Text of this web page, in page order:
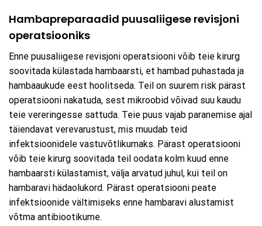
Hambapreparaadid puusaliigese revisjoni
operatsiooniks
Enne puusaliigese revisjoni operatsiooni võib teie kirurg
soovitada külastada hambaarsti, et hambad puhastada ja
hambaaukude eest hoolitseda. Teil on suurem risk pärast
operatsiooni nakatuda, sest mikroobid võivad suu kaudu
teie vereringesse sattuda. Teie puus vajab paranemise ajal
täiendavat verevarustust, mis muudab teid
infektsioonidele vastuvõtlikumaks. Pärast operatsiooni
võib teie kirurg soovitada teil oodata kolm kuud enne
hambaarsti külastamist, välja arvatud juhul, kui teil on
hambaravi hädaolukord. Pärast operatsiooni peate
infektsioonide vältimiseks enne hambaravi alustamist
võtma antibiootikume.